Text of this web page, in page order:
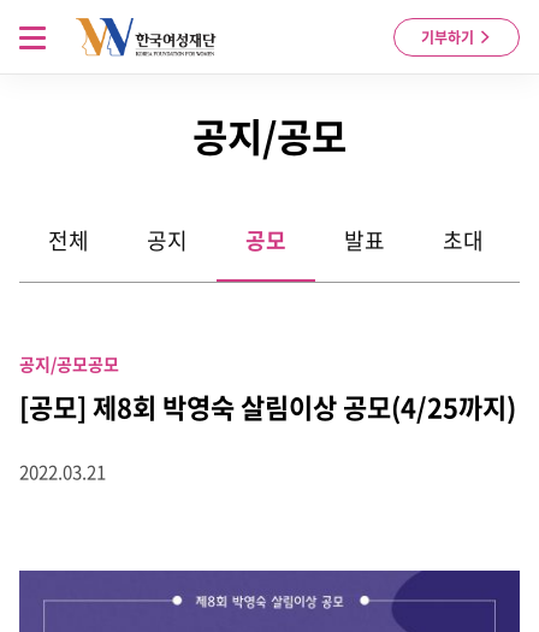
Skip to content
기부하기
메뉴 열기
공지/공모
전체 공지 공모 발표 초대
공지/공모공모
[공모] 제8회 박영숙 살림이상 공모(4/25까지)
2022.03.21